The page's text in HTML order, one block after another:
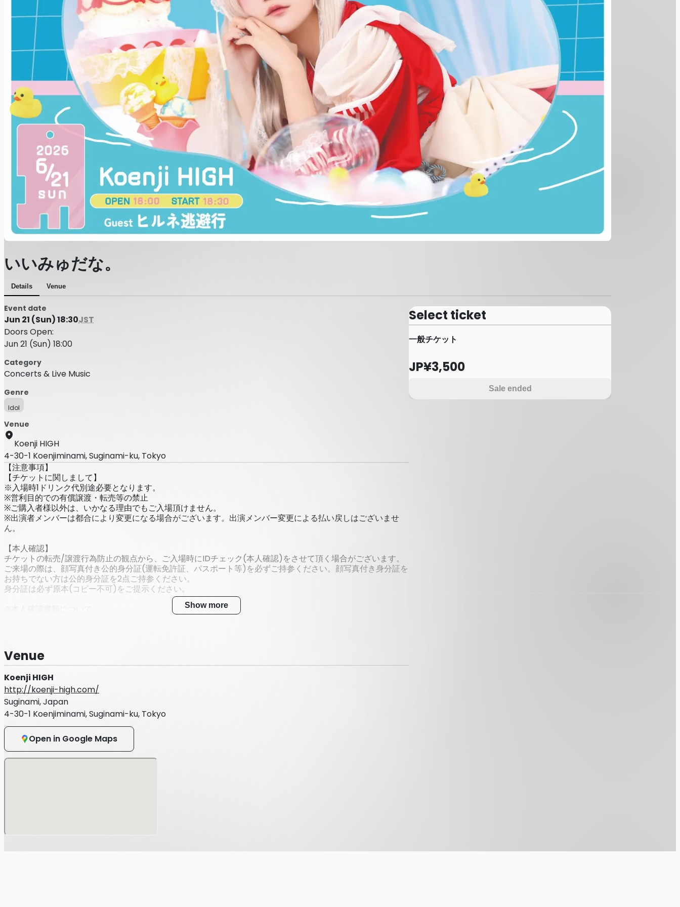
いいみゅだな。
Details Venue
Event date
Jun 21 (Sun) 18:30JST
Doors Open:
Jun 21 (Sun) 18:00
Category
Concerts & Live Music
Genre
Idol
Venue
Koenji HIGH
4-30-1 Koenjiminami, Suginami-ku, Tokyo
【注意事項】
【チケットに関しまして】
※入場時1ドリンク代別途必要となります。
※営利目的での有償譲渡・転売等の禁止
※ご購入者様以外は、いかなる理由でもご入場頂けません。
※出演者メンバーは都合により変更になる場合がございます。出演メンバー変更による払い戻しはございませ
ん。
【本人確認】
チケットの転売/譲渡行為防止の観点から、ご入場時にIDチェック(本人確認)をさせて頂く場合がございます。
ご来場の際は、顔写真付き公的身分証(運転免許証、パスポート等)を必ずご持参ください。顔写真付き身分証を
お持ちでない方は公的身分証を2点ご持参ください。
身分証は必ず原本(コピー不可)をご提示ください。
・パスポート
・在留カードまたは外国人登録証明書
・特別永住者証明書
・官公庁が顔写真を貼付した各種福祉手帳（写真付き身体障害者手帳など）
・顔写真付き学生証※在学中に限る
・住民票の写し
Show more
Venue
Koenji HIGH
http://koenji-high.com/
Suginami, Japan
4-30-1 Koenjiminami, Suginami-ku, Tokyo
Open in Google Maps
Select ticket
一般チケット
JP¥3,500
Sale ended